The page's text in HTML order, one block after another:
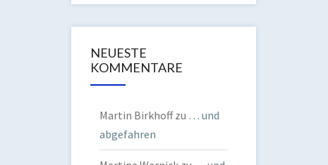
NEUESTE
KOMMENTARE
Martin Birkhoffzu … und
abgefahren